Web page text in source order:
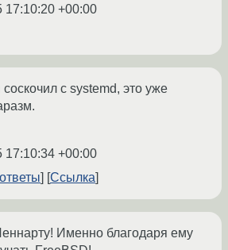
17:10:20 +00:00
с systemd, это уже
17:10:34 +00:00
Ссылка
Именно благодаря ему